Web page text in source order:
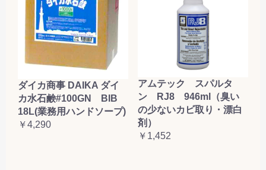
ダイカ商事 DAIKA ダイ
カ水石鹸#100GN BIB
18L(業務用ハンドソープ)
￥4,290
アムテック スパルタ
ン RJ8 946ml（臭い
の少ないカビ取り・漂白
剤）
￥1,452